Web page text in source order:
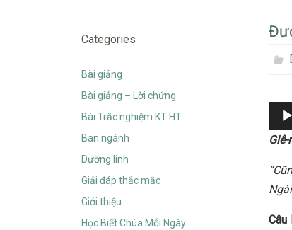
Audio
Giê-
Câu
Categories
Bài giảng
Bài giảng – Lời chứng
Bài Trắc nghiệm KT HT
Ban ngành
Dưỡng linh
Giải đáp thắc mắc
Giới thiệu
Học Biết Chúa Mỗi Ngày